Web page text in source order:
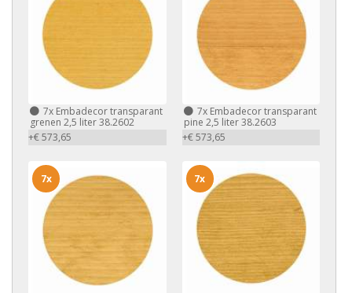
7x Embadecor transparant
grenen 2,5 liter 38.2602
+€ 573,65
7xEmbadecor transparant
pine 2,5 liter 38.2603
+€ 573,65
7x 7x